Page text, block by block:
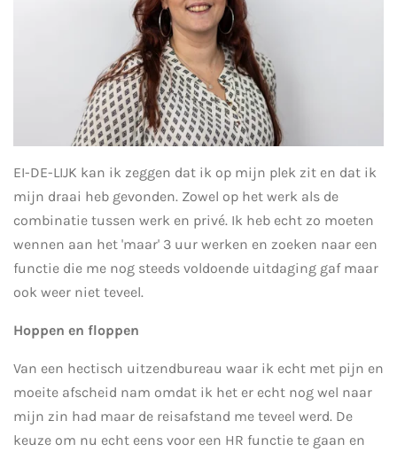
EI-DE-LIJK kan ik zeggen dat ik op mijn plek zit en dat ik
mijn draai heb gevonden. Zowel op het werk als de
combinatie tussen werk en privé. Ik heb echt zo moeten
wennen aan het 'maar' 3 uur werken en zoeken naar een
functie die me nog steeds voldoende uitdaging gaf maar
ook weer niet teveel.
Hoppen en floppen
Van een hectisch uitzendbureau waar ik echt met pijn en
moeite afscheid nam omdat ik het er echt nog wel naar
mijn zin had maar de reisafstand me teveel werd. De
keuze om nu echt eens voor een HR functie te gaan en